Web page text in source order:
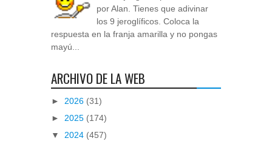
por Alan. Tienes que adivinar
los 9 jeroglíficos. Coloca la
respuesta en la franja amarilla y no pongas
mayú...
ARCHIVO DE LA WEB
► 2026 (31)
► 2025 (174)
▼ 2024 (457)